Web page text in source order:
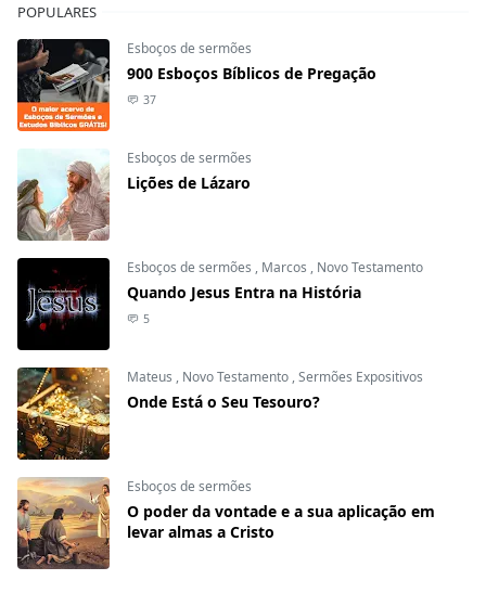
POPULARES
Esboços de sermões
900 Esboços Bíblicos de Pregação
37
Esboços de sermões
Lições de Lázaro
Esboços de sermões , Marcos , Novo Testamento
Quando Jesus Entra na História
5
Mateus , Novo Testamento ,Sermões Expositivos
Onde Está o Seu Tesouro?
Esboços de sermões
O poder da vontade e a sua aplicação em
levar almas a Cristo